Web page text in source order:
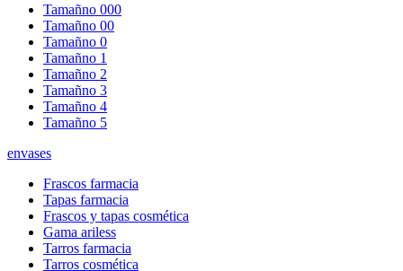
Tamañno 000
Tamañno 00
Tamañno 0
Tamañno 1
Tamañno 2
Tamañno 3
Tamañno 4
Tamañno 5
envases
Frascos farmacia
Tapas farmacia
Frascos y tapas cosmética
Gama ariless
Tarros farmacia
Tarros cosmética